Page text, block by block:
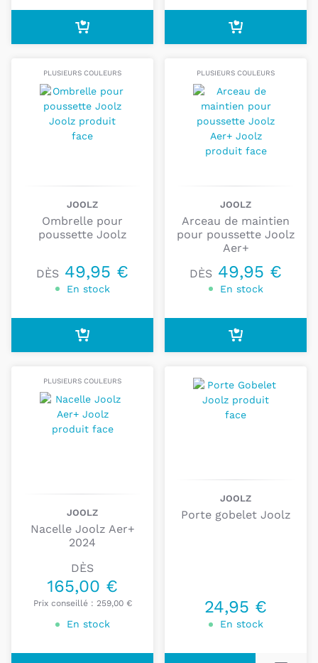
PLUSIEURS COULEURS
JOOLZ
Ombrelle pour
poussette Joolz
DÈS 49,95 €
En stock
PLUSIEURS COULEURS
JOOLZ
Arceau de maintien
pour poussette Joolz
Aer+
DÈS 49,95 €
En stock
PLUSIEURS COULEURS
JOOLZ
Nacelle Joolz Aer+
2024
DÈS
165,00 €
Prix conseillé : 259,00 €
En stock
JOOLZ
Porte gobelet Joolz
24,95 €
En stock